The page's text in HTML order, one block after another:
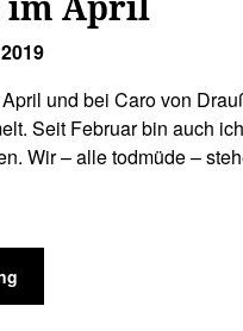
und bei Caro von
Seit Februar bin auch
Wir – alle todmüde –